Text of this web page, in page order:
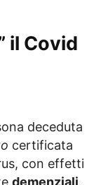
il Covid
deceduta
certificata
con effetti
demenziali,